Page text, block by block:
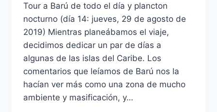
Tour a Barú de todo el día y plancton
nocturno (día 14: jueves, 29 de agosto de
2019) Mientras planeábamos el viaje,
decidimos dedicar un par de días a
algunas de las islas del Caribe. Los
comentarios que leíamos de Barú nos la
hacían ver más como una zona de mucho
ambiente y masificación, y…